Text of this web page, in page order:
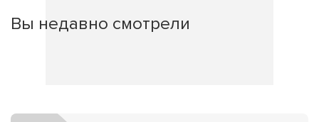
Вы недавно смотрели